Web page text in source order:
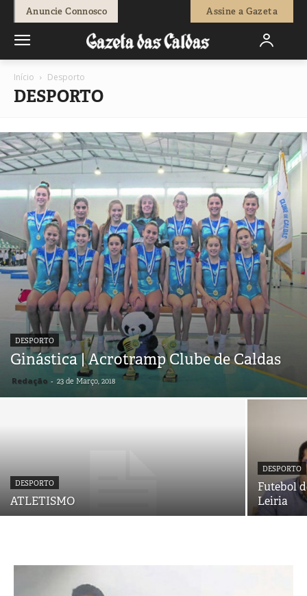
Anuncie Connosco Assine a Gazeta
Início Desporto
DESPORTO
DESPORTO
Ginástica | Acrotramp Clube de Caldas
Redação - 23 de Março, 2018
DESPORTO
ATLETISMO
DESPORTO
Futebol
Leiria